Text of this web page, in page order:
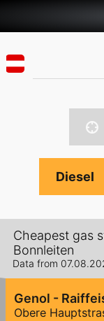
Diesel
Cheapest gas
Bonnleiten
Data from
Obere